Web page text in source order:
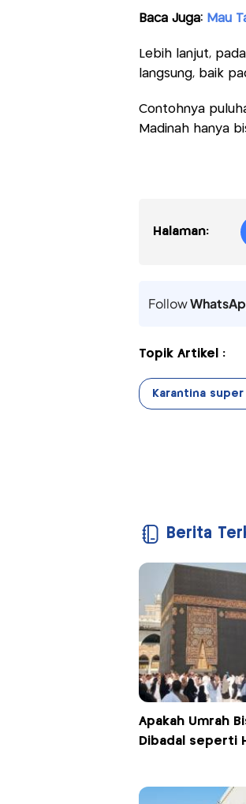
Baca Juga: Mau
Lebih lanjut,
langsung, baik
Contohnya
Madinah hanya
Halaman:
Follow
Topik Artikel :
Karantina
Berita
Apakah Umrah
Dibadal seperti